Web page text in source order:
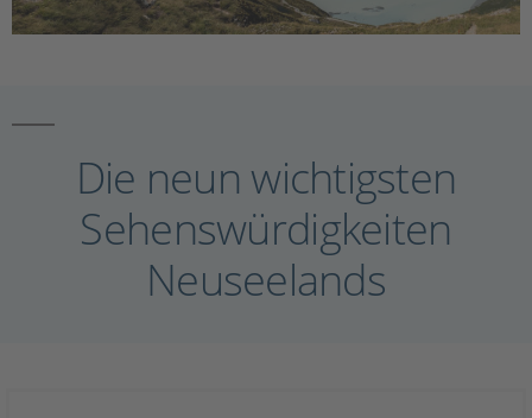
Die neun wichtigsten
Sehenswürdigkeiten
Neuseelands